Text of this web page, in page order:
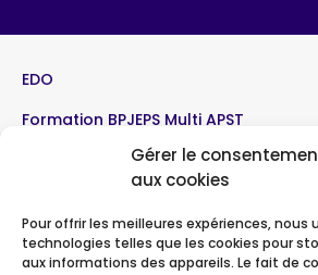
Gérer le
aux cookies
Pour offrir les meilleures expériences, nous
technologies telles que les cookies pour
aux informations des appareils. Le fait de
EDO
Formation BPJEPS Multi APST
Formation BPJEPS Volleyball
Interventions sportives